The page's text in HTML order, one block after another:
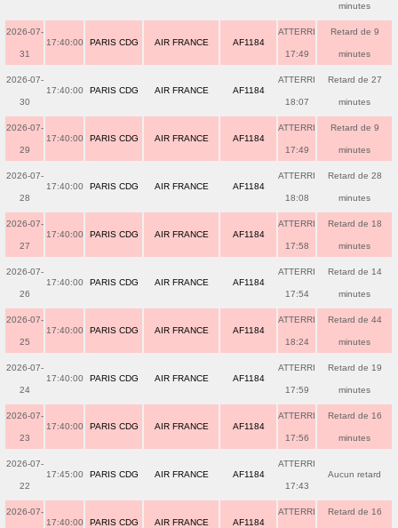
minutes
2026-07-
31
17:40:00 PARIS CDG AIR FRANCE AF1184
ATTERRI
17:49
Retard de 9
minutes
2026-07-
30
17:40:00 PARIS CDG AIR FRANCE AF1184
ATTERRI
18:07
Retard de 27
minutes
2026-07-
29
17:40:00 PARIS CDG AIR FRANCE AF1184
ATTERRI
17:49
Retard de 9
minutes
2026-07-
28
17:40:00 PARIS CDG AIR FRANCE AF1184
ATTERRI
18:08
Retard de 28
minutes
2026-07-
27
17:40:00 PARIS CDG AIR FRANCE AF1184
ATTERRI
17:58
Retard de 18
minutes
2026-07-
26
17:40:00 PARIS CDG AIR FRANCE AF1184
ATTERRI
17:54
Retard de 14
minutes
2026-07-
25
17:40:00 PARIS CDG AIR FRANCE AF1184
ATTERRI
18:24
Retard de 44
minutes
2026-07-
24
17:40:00 PARIS CDG AIR FRANCE AF1184
ATTERRI
17:59
Retard de 19
minutes
2026-07-
23
17:40:00 PARIS CDG AIR FRANCE AF1184
ATTERRI
17:56
Retard de 16
minutes
2026-07-
22
17:45:00 PARIS CDG AIR FRANCE AF1184
ATTERRI
17:43
Aucun retard
2026-07-
17:40:00 PARIS CDG AIR FRANCE AF1184
ATTERRI Retard de 16